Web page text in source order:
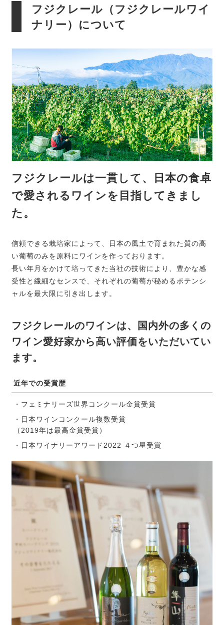
フジクレール（フジクレールワイ
ナリー）について
フジクレールは一貫して、日本の食卓
で愛されるワインを目指してきまし
た。
信頼できる栽培家によって、日本の風土で育まれた質の高
い葡萄のみを原料にワインを作っております。
長い年月をかけて培ってきた当社の技術により、豊かな感
受性と繊細なセンスで、それぞれの葡萄が秘めるポテンシ
ャルを最大限に引き出します。
フジクレールのワインは、国内外の多くの
ワイン愛好家から高い評価をいただいてい
ます。
近年での受賞歴
・フェミナリーズ世界コンクール金賞受賞
・日本ワインコンクール複数受賞
（2019年は最高金賞受賞）
・日本ワイナリーアワード2022 ４つ星受賞